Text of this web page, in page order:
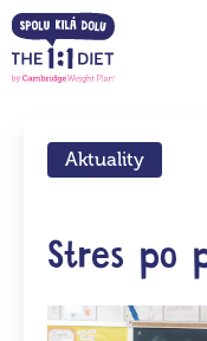
Aktuality
Stres po